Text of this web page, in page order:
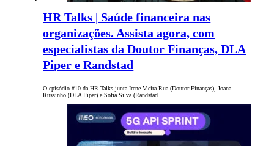
HR Talks | Saúde financeira nas
organizações. Assista agora, com
especialistas da Doutor Finanças, DLA
Piper e Randstad
O episódio #10 da HR Talks junta Irene Vieira Rua (Doutor Finanças), Joana
Russinho (DLA Piper) e Sofia Silva (Randstad…